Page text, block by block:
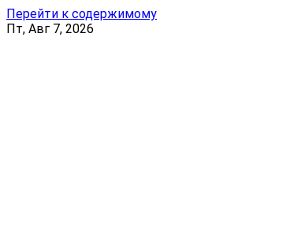
Перейти к содержимому
Пт, Авг 7, 2026